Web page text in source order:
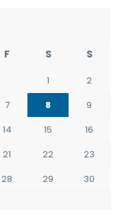
F S S
1
2
7 8
9
14 15
16
21 22
23
28 29
30